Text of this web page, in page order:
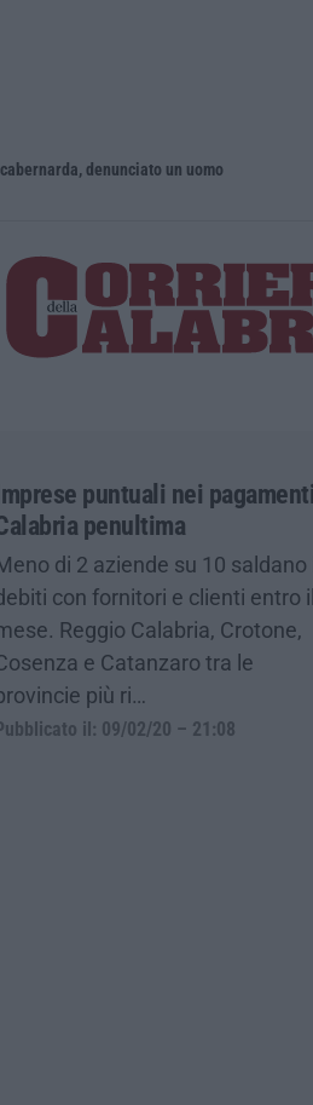
denunciato un uomo
puntuali nei
penultima
di 2 aziende su 10 saldano
con fornitori e clienti entro il
Reggio Calabria, Crotone,
e Catanzaro tra le
più ri…
Pubblicato il: 09/02/20 – 21:08